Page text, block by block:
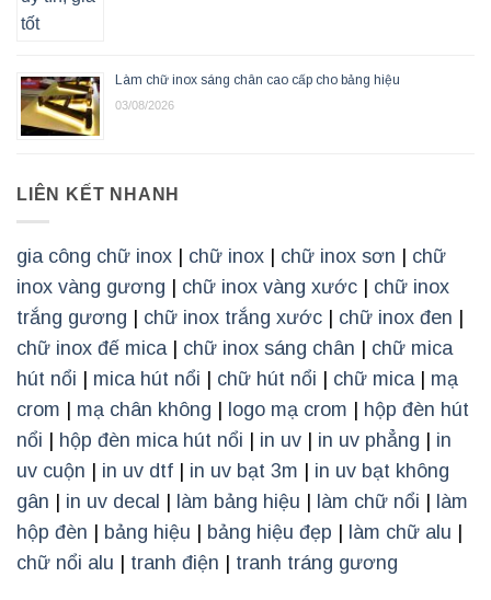
Làm chữ inox sáng chân cao cấp cho bảng hiệu
03/08/2026
LIÊN KẾT NHANH
gia công chữ inox | chữ inox | chữ inox sơn | chữ
inox vàng gương | chữ inox vàng xước | chữ inox
trắng gương | chữ inox trắng xước | chữ inox đen |
chữ inox đế mica | chữ inox sáng chân | chữ mica
hút nổi | mica hút nổi | chữ hút nổi | chữ mica | mạ
crom | mạ chân không | logo mạ crom | hộp đèn hút
nổi | hộp đèn mica hút nổi | in uv | in uv phẳng | in
uv cuộn | in uv dtf | in uv bạt 3m | in uv bạt không
gân | in uv decal | làm bảng hiệu | làm chữ nổi | làm
hộp đèn | bảng hiệu | bảng hiệu đẹp | làm chữ alu |
chữ nổi alu | tranh điện | tranh tráng gương